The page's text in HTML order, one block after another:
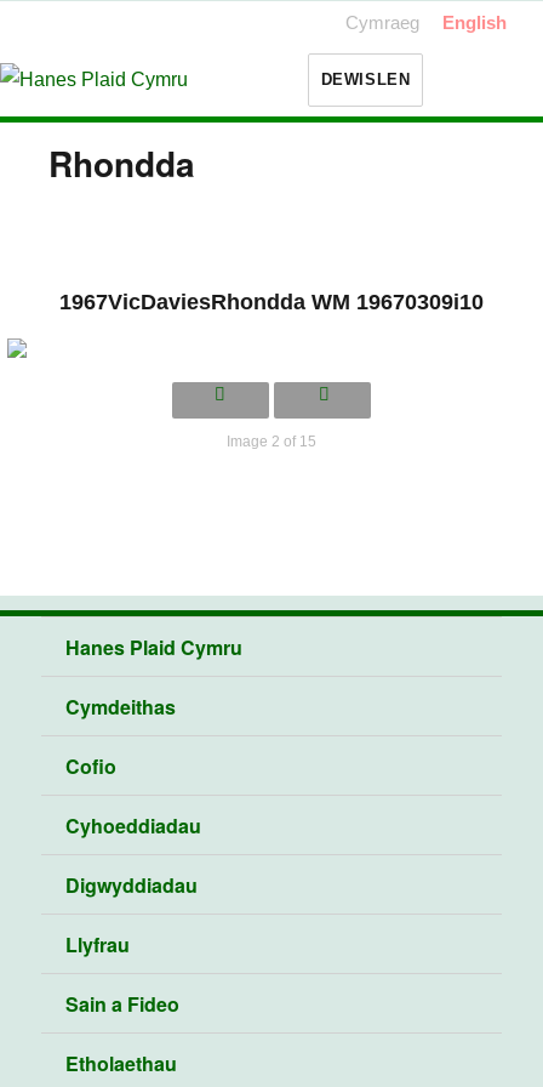
Cymraeg English
DEWISLEN
Rhondda
1967VicDaviesRhondda WM 19670309i10
Image 2 of 15
Hanes Plaid Cymru
Cymdeithas
Cofio
Cyhoeddiadau
Digwyddiadau
Llyfrau
Sain a Fideo
Etholaethau